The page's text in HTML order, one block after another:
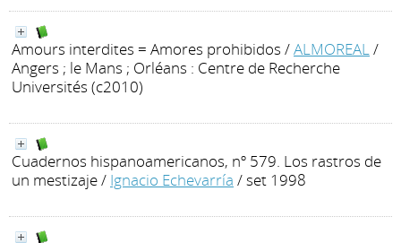
Amours interdites = Amores prohibidos /ALMOREAL/
Angers ; le Mans ; Orléans : Centre de Recherche
Universités (c2010)
Cuadernos hispanoamericanos, nº 579. Los rastros de
un mestizaje/ Ignacio Echevarría / set 1998